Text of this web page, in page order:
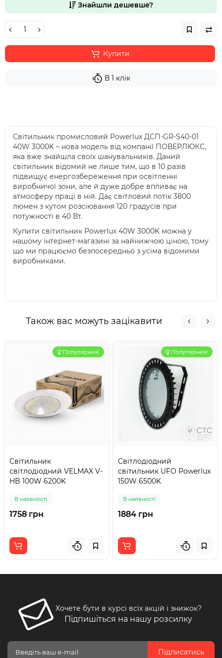
Знайшли дешевше?
Купити
В 1 клік
Світильник промисловий Powerlux ДСП-GR-S40-01
40W 3000K – нова модель від компанії ПОВЕРЛЮКС,
яка вже знайшла своїх шанувальників. Даний
світильник відомий не лише тим, що в 10 разів
підвищує енергозбереження при освітленні
виробничої зони, але й дуже добре впливає на
атмосферу праці в ній. Дає світловий потік 3800
люмен з кутом розсіювання 120 градусів при
потужності в 40 Вт.
Купити світильник Powerlux 40W 3000K можна у
нашому інтернет-магазині за найнижчою ціною, тому
що ми працюємо безпосередньо з усіма відомими
виробниками.
Також вас можуть зацікавити
Популярний
Світильник
світлодіодний VELMAX V-
HB 100W 6200K
В наявності
1758 грн
Популярний
Світлодіодний
світильник UFO Powerlux
150W 6500K
В наявності
1884 грн
Хочете бути в курсі всіх акцій і знижок?
Підпишіться на нашу розсилку
Підписатись